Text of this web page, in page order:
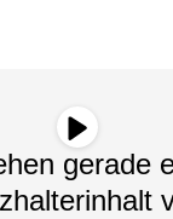
gerade